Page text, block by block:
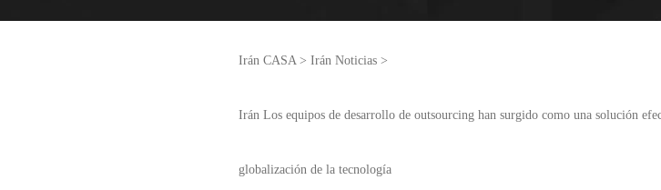
Irán CASA> Irán Noticias>
Irán Los equipos de desarrollo de outsourcing han surgido como una solución
globalización de la tecnología